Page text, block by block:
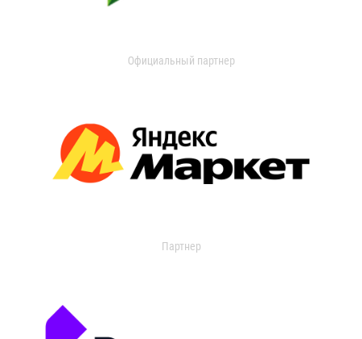
Официальный партнер
Партнер